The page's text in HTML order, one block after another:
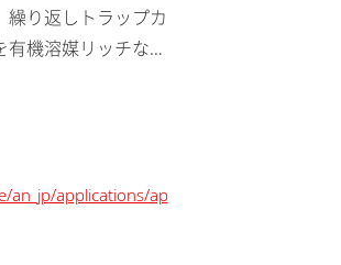
り返しトラップカ
機溶媒リッチな状
an_jp/applications/ap